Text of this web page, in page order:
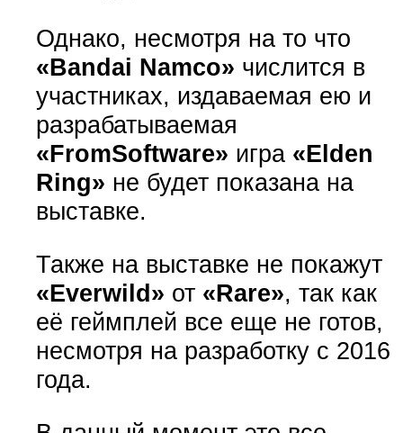
Однако, несмотря на то что
«Bandai Namco» числится в
участниках, издаваемая ею и
разрабатываемая
«FromSoftware» игра «Elden
Ring» не будет показана на
выставке.
Также на выставке не покажут
«Everwild» от «Rare», так как
её геймплей все еще не готов,
несмотря на разработку с 2016
года.